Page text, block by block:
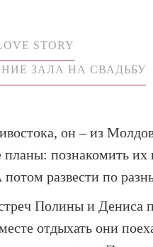
STORY
ЗАЛА НА СВАДЬБУ
он – из
познакомить их
развести по
Полины и Дениса
отдыхать они